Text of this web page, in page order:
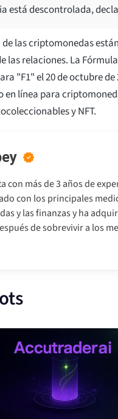
está descontrolada,
las criptomonedas están
las relaciones. La
"F1" el 20 de octubre de
en línea para
y NFT.
más de 3 años de
con los principales
y las finanzas y ha
de sobrevivir a los